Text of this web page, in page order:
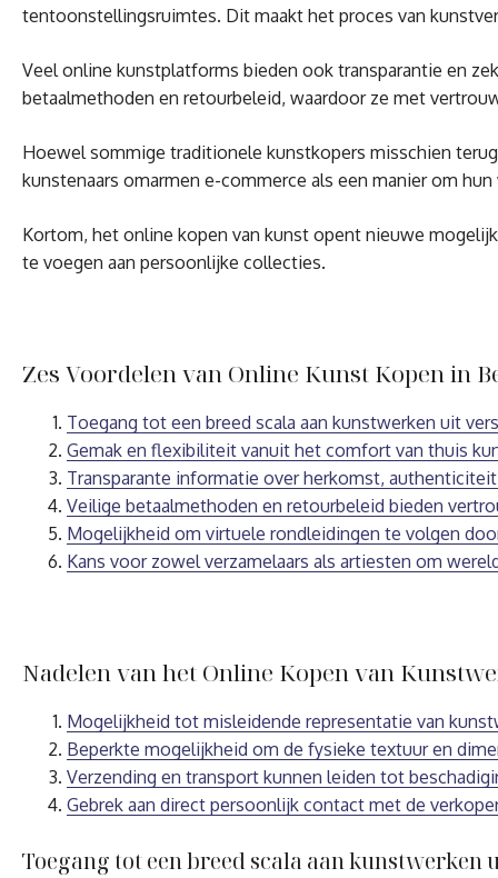
tentoonstellingsruimtes. Dit maakt het proces van
Veel online kunstplatforms bieden ook transparantie en
betaalmethoden en retourbeleid, waardoor ze met
Hoewel sommige traditionele kunstkopers misschien
kunstenaars omarmen e-commerce als een manier om
Kortom, het online kopen van kunst opent nieuwe
te voegen aan persoonlijke collecties.
Zes Voordelen van Online Kunst Kopen in
Toegang tot een breed scala aan kunstwerken uit
Gemak en flexibiliteit vanuit het comfort van thuis
Transparante informatie over herkomst,
Veilige betaalmethoden en retourbeleid bieden
Mogelijkheid om virtuele rondleidingen te volgen
Kans voor zowel verzamelaars als artiesten om
Nadelen van het Online Kopen van
Mogelijkheid tot misleidende representatie van
Beperkte mogelijkheid om de fysieke textuur en
Verzending en transport kunnen leiden tot
Gebrek aan direct persoonlijk contact met de
Toegang tot een breed scala aan